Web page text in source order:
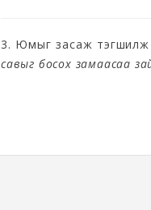
3. Юмыг засаж тэгшилж
савыг босох замаасаа